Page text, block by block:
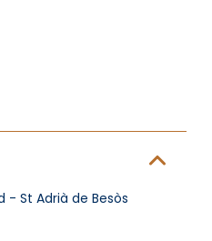
- St Adrià de Besòs